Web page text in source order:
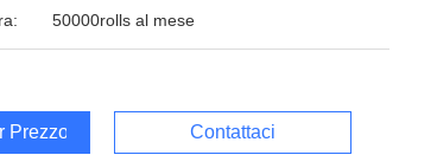
50000rolls al mese
Prezzo Contattaci